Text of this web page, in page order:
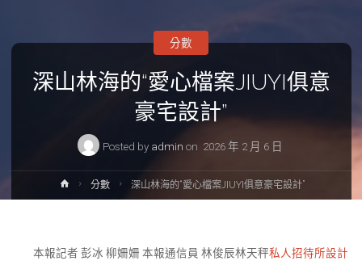
深山林海的“愛心檔案JIUYI俱意
豪宅設計”
Posted by admin on 2026 年 2 月 6 日
分數
Home分數 深山林海的“愛心檔案JIUYI俱意豪宅設計”
本報記者 彭冰 柳姍姍 本報通信員 林俊辰林天秤私人招待所設計